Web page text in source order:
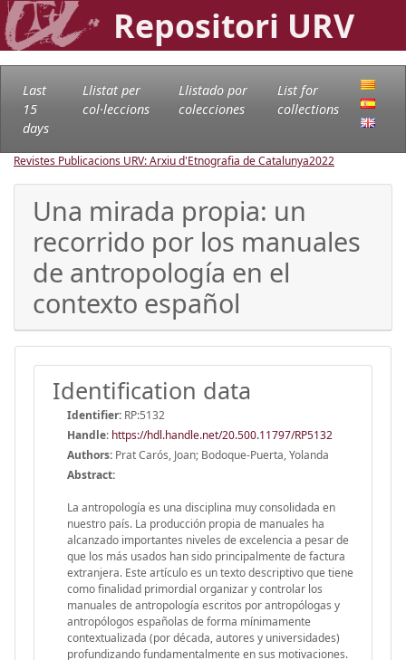
Repositori URV
Last
15
days
Llistat per
col·leccions
Llistado por
colecciones
List for
collections
Revistes Publicacions URV: Arxiu d'Etnografia de Catalunya2022
Una mirada propia: un
recorrido por los manuales
de antropología en el
contexto español
Identification data
Identifier: RP:5132
Handle: https://hdl.handle.net/20.500.11797/RP5132
Authors: Prat Carós, Joan; Bodoque-Puerta, Yolanda
Abstract:
La antropología es una disciplina muy consolidada en
nuestro país. La producción propia de manuales ha
alcanzado importantes niveles de excelencia a pesar de
que los más usados han sido principalmente de factura
extranjera. Este artículo es un texto descriptivo que tiene
como finalidad primordial organizar y controlar los
manuales de antropología escritos por antropólogas y
antropólogos españolas de forma mínimamente
contextualizada (por década, autores y universidades)
profundizando fundamentalmente en sus motivaciones.